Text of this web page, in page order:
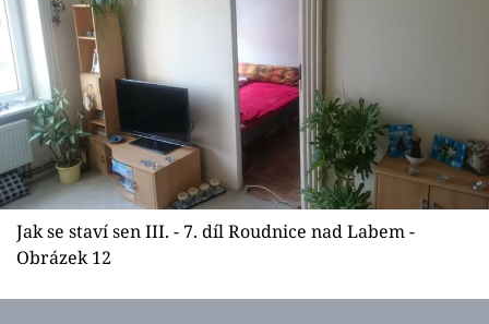
Jak se staví sen III. - 7. díl Roudnice nad Labem -
Obrázek 12